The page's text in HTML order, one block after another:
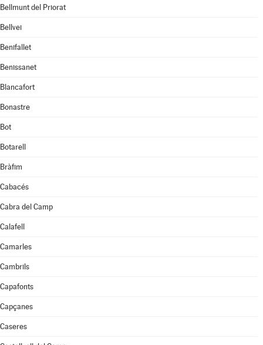
Bellmunt del Priorat
Bellvei
Benifallet
Benissanet
Blancafort
Bonastre
Bot
Botarell
Bràfim
Cabacés
Cabra del Camp
Calafell
Camarles
Cambrils
Capafonts
Capçanes
Caseres